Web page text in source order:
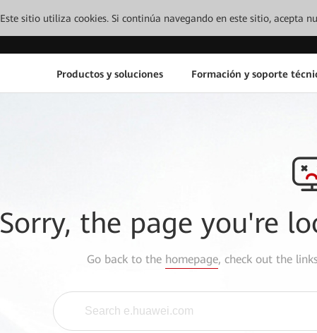
Este sitio utiliza cookies. Si continúa navegando en este sitio, acepta
Productos y soluciones Formación y soporte
Sorry, the page you're
Go back to the homepage, check out the